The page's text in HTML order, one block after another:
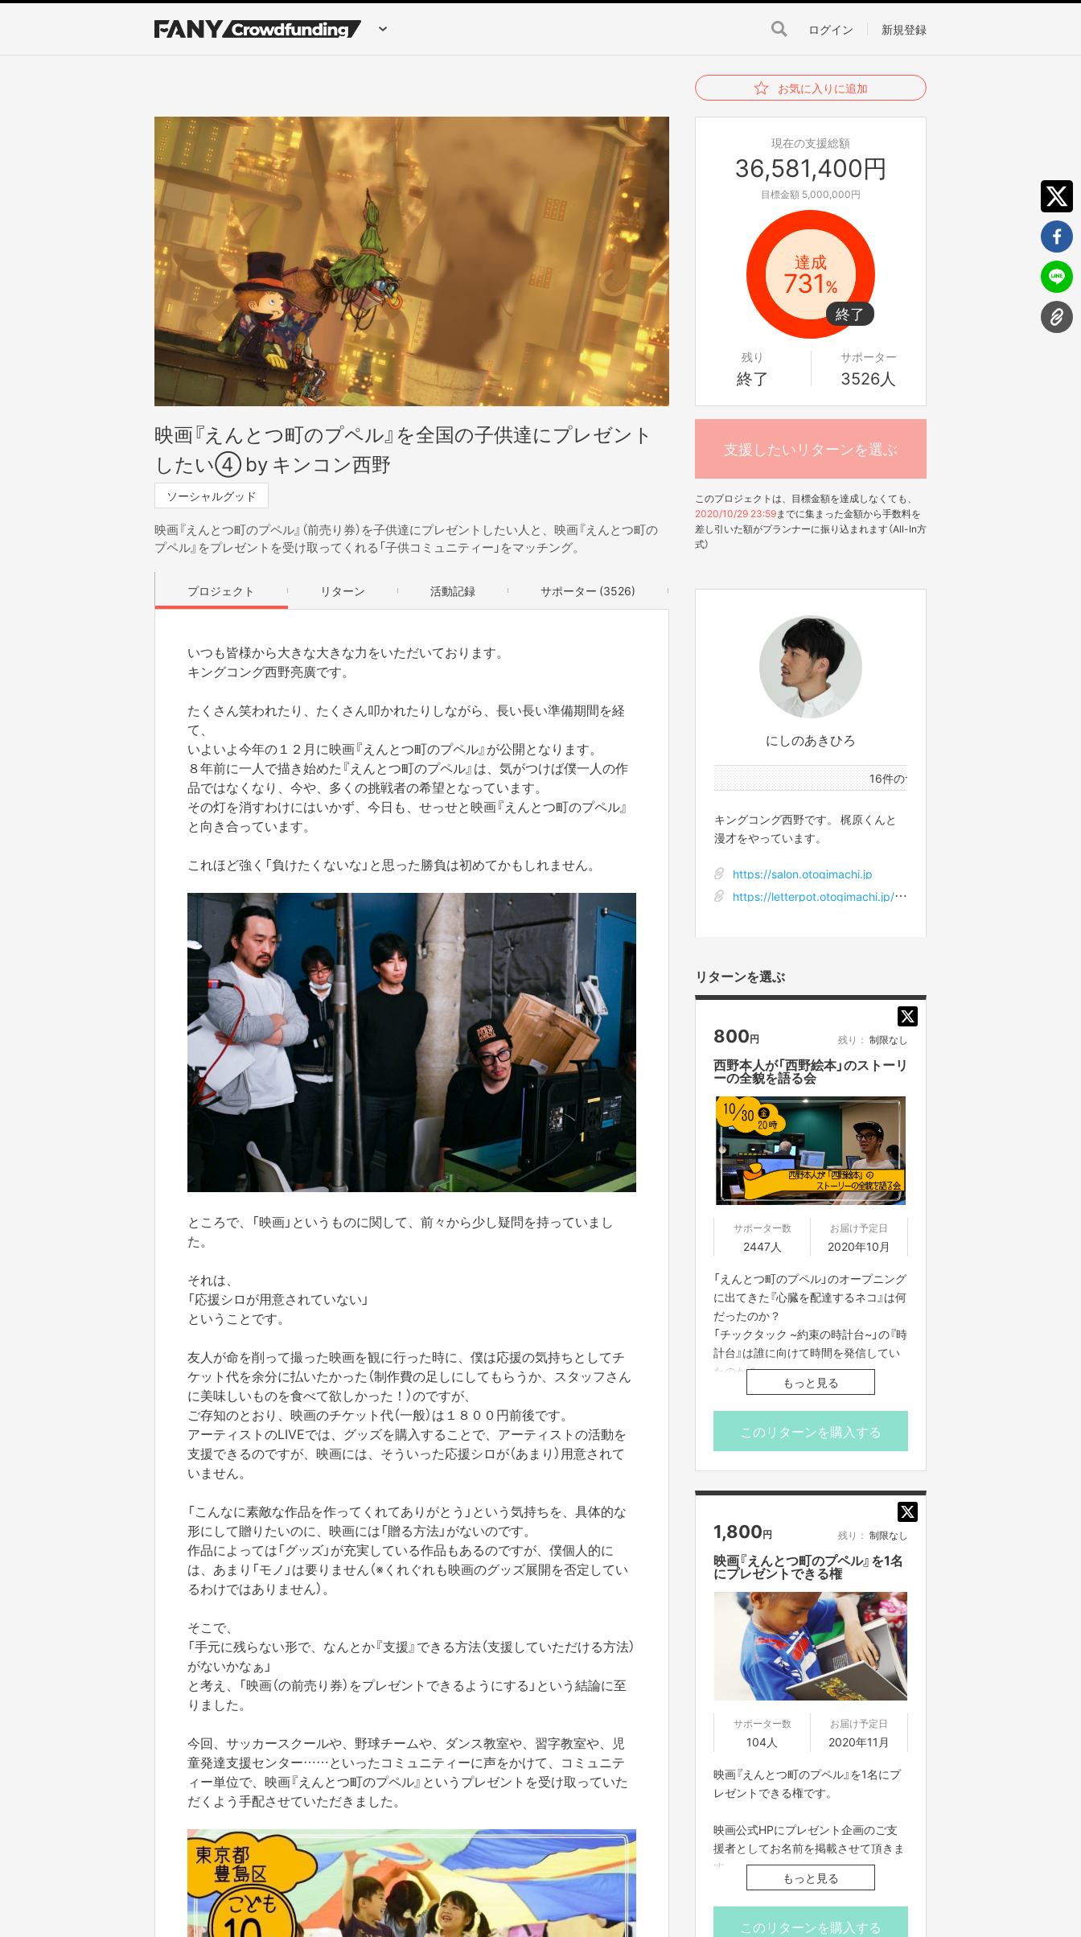
ログイン 新規登録
お気に入りに追加
映画『えんとつ町のプペル』を全国の子供達にプレゼント
したい④ by キンコン西野
ソーシャルグッド
映画『えんとつ町のプペル』（前売り券）を子供達にプレゼントしたい人と、映画『えんとつ町の
プペル』をプレゼントを受け取ってくれる「子供コミュニティー」をマッチング。
現在の支援総額
36,581,400円
目標金額 5,000,000円
達成
731%
残り
終了
サポーター
3526人
支援したいリターンを選ぶ
このプロジェクトは、目標金額を達成しなくても、
2020/10/29 23:59までに集まった金額から手数料を
差し引いた額がプランナーに振り込まれます（All-In方
式）
プロジェクト リターン 活動記録 サポーター (3526)
いつも皆様から大きな大きな力をいただいております。
キングコング西野亮廣です。
たくさん笑われたり、たくさん叩かれたりしながら、長い長い準備期間を経
て、
いよいよ今年の１２月に映画『えんとつ町のプペル』が公開となります。
８年前に一人で描き始めた『えんとつ町のプペル』は、気がつけば僕一人の作
品ではなくなり、今や、多くの挑戦者の希望となっています。
その灯を消すわけにはいかず、今日も、せっせと映画『えんとつ町のプペル』
と向き合っています。
これほど強く「負けたくないな」と思った勝負は初めてかもしれません。
ところで、「映画」というものに関して、前々から少し疑問を持っていまし
た。
それは、
「応援シロが用意されていない」
ということです。
友人が命を削って撮った映画を観に行った時に、僕は応援の気持ちとしてチ
ケット代を余分に払いたかった（制作費の足しにしてもらうか、スタッフさん
に美味しいものを食べて欲しかった！）のですが、
ご存知のとおり、映画のチケット代（一般）は１８００円前後です。
アーティストのLIVEでは、グッズを購入することで、アーティストの活動を
支援できるのですが、映画には、そういった応援シロが（あまり）用意されて
いません。
「こんなに素敵な作品を作ってくれてありがとう」という気持ちを、具体的な
形にして贈りたいのに、映画には「贈る方法」がないのです。
作品によっては「グッズ」が充実している作品もあるのですが、僕個人的に
は、あまり「モノ」は要りません（※くれぐれも映画のグッズ展開を否定してい
るわけではありません）。
そこで、
「手元に残らない形で、なんとか『支援』できる方法（支援していただける方法）
がないかなぁ」
と考え、「映画（の前売り券）をプレゼントできるようにする」という結論に至
りました。
今回、サッカースクールや、野球チームや、ダンス教室や、習字教室や、児
童発達支援センター……といったコミュニティーに声をかけて、コミュニテ
ィー単位で、映画『えんとつ町のプペル』というプレゼントを受け取っていた
だくよう手配させていただきました。
にしのあきひろ
16件のサポーターと26件のプロジェクトオーナ
キングコング西野です。 梶原くんと
漫才をやっています。
https://salon.otogimachi.jp
https://letterpot.otogimachi.jp/users/4
リターンを選ぶ
800円 残り： 制限なし
西野本人が「西野絵本」のストーリ
ーの全貌を語る会
サポーター数
2447人
お届け予定日
2020年10月
「えんとつ町のプペル」のオープニング
に出てきた『心臓を配達するネコ』は何
だったのか？
「チックタック ~約束の時計台~」の『時
計台』は誰に向けて時間を発信してい
たのか？
処女作「Dr.インクの星空キネマ」に出
てきた『夢の脚本家』の目的は？
25歳の西野亮廣が仕掛けた「40年プロ
ジェクト」の全貌を西野本人が初めて
語ります。
■10月30日(金)20時から限定生配信を
します。
試聴方法につきましては、確定次第事
前にメッセージにてお知らせさせて頂
きます。
■生配信動画は11月1日(日)24時まで
アーカイブされます。
それ以降はご覧頂けません。
とは禁止です。
前売り券をプレゼント)させていただ
きます。
■プレゼント先はお任せ頂きます。子
供団体ではなく、ひとり親家庭の団体
等に贈られることもあります。
もっと見る
このリターンを購入する
1,800円 残り： 制限なし
映画『えんとつ町のプペル』を1名
にプレゼントできる権
サポーター数
104人
お届け予定日
2020年11月
映画『えんとつ町のプペル』を1名にプ
レゼントできる権です。
映画公式HPにプレゼント企画のご支
援者としてお名前を掲載させて頂きま
す。
必ず備考欄に、映画公式HPに掲載を
ご希望のお名前（※個人名に限ります）
をご記入ください。
もっと見る
このリターンを購入する